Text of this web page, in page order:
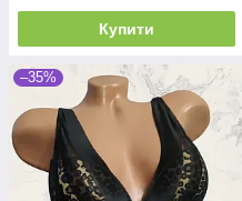
Купити
–35%